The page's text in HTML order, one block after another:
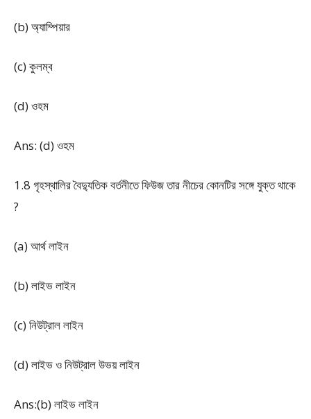
(b) অ্যাম্পিয়ার
(c) কুলম্ব
(d) ওহম
Ans: (d) ওহম
1.8 গৃহস্থালির বৈদ্যুতিক বর্তনীতে ফিউজ তার নীচের কোনটির সঙ্গে যুক্ত থাকে
?
(a) আর্থ লাইন
(b) লাইভ লাইন
(c) নিউট্রাল লাইন
(d) লাইভ ও নিউট্রাল উভয় লাইন
Ans:(b) লাইভ লাইন